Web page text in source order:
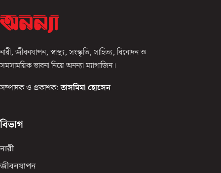
নারী, জীবনযাপন, স্বাস্থ্য, সংস্কৃতি, সাহিত্য, বিনোদন ও
সমসাময়িক ভাবনা নিয়ে অনন্যা ম্যাগাজিন।
সম্পাদক ও প্রকাশক: তাসমিমা হোসেন
বিভাগ
নারী
জীবনযাপন